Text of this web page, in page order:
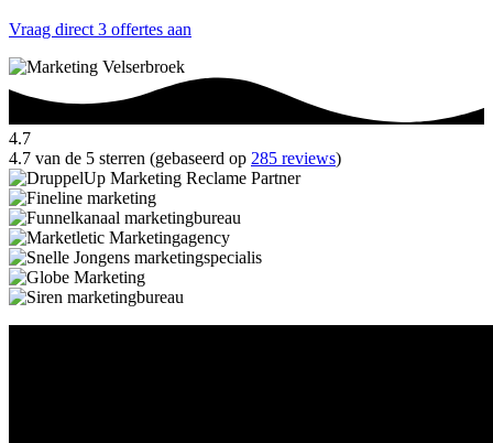
Vraag direct 3 offertes aan
4.7
4.7 van de 5 sterren (gebaseerd op 285 reviews)